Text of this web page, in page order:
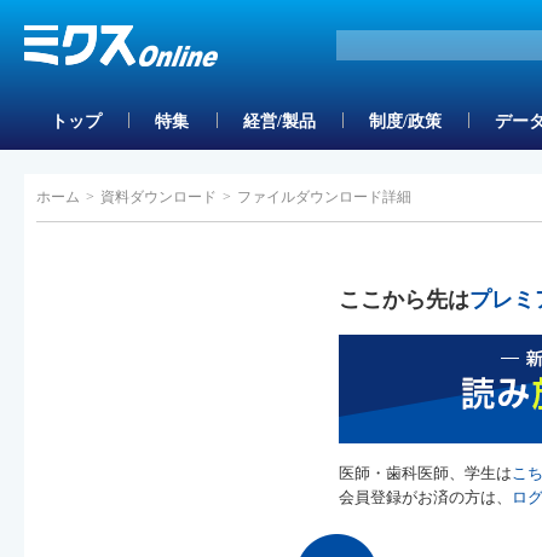
トップ 特集 経営/製品 制度/政策 デー
ホーム > 資料ダウンロード > ファイルダウンロード詳細
ここから先はプレミ
医師・歯科医師、学生はこ
会員登録がお済の方は、
ロ